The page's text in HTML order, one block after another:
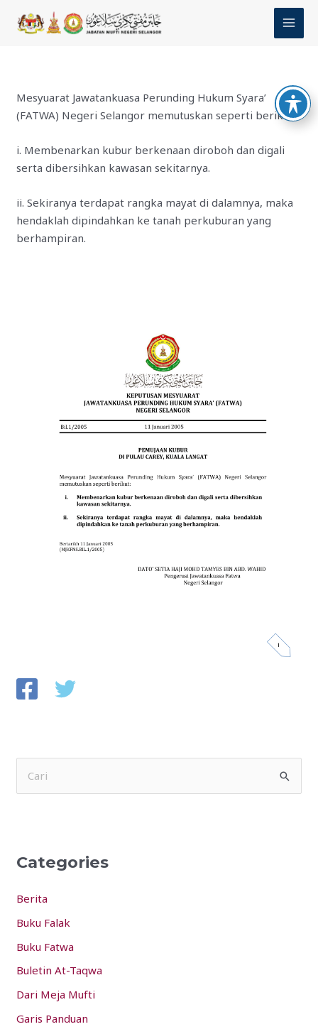
Mesyuarat Jawatankuasa Perunding Hukum Syara’
(FATWA) Negeri Selangor memutuskan seperti berikut:
i. Membenarkan kubur berkenaan diroboh dan digali
serta dibersihkan kawasan sekitarnya.
ii. Sekiranya terdapat rangka mayat di dalamnya, maka
hendaklah dipindahkan ke tanah perkuburan yang
berhampiran.
c
f
o
r
:
Categories
Berita
Buku Falak
Buku Fatwa
Buletin At-Taqwa
Dari Meja Mufti
Garis Panduan